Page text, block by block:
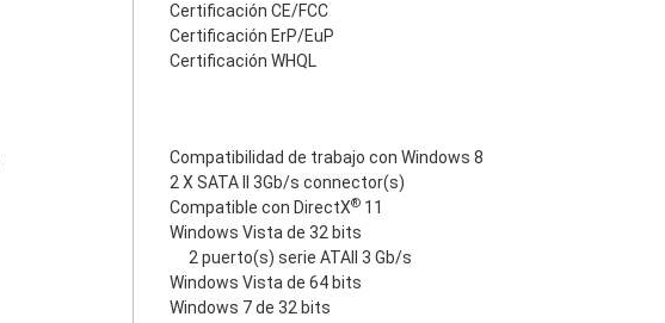
Certificación CE/FCC
Certificación ErP/EuP
Certificación WHQL
Compatibilidad de trabajo con Windows 8
2 X SATA II 3Gb/s connector(s)
Compatible con DirectX® 11
Windows Vista de 32 bits
2 puerto(s) serie ATAII 3 Gb/s
Windows Vista de 64 bits
Windows 7 de 32 bits